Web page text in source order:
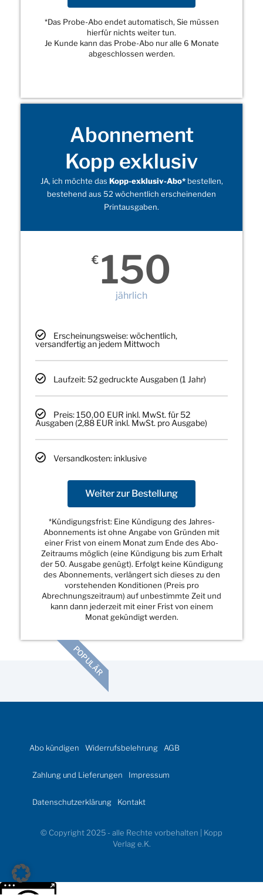
*Das Probe-Abo endet automatisch, Sie müssen
hierfür nichts weiter tun.
Je Kunde kann das Probe-Abo nur alle 6 Monate
abgeschlossen werden.
Abonnement
Kopp exklusiv
JA, ich möchte das Kopp-exklusiv-Abo*bestellen,
bestehend aus 52 wöchentlich erscheinenden
Printausgaben.
€ 150
jährlich
Erscheinungsweise: wöchentlich,
versandfertig an jedem Mittwoch
Laufzeit: 52 gedruckte Ausgaben (1 Jahr)
Preis: 150,00 EUR inkl. MwSt. für 52
Ausgaben (2,88 EUR inkl. MwSt. pro Ausgabe)
Versandkosten: inklusive
Weiter zur Bestellung
*Kündigungsfrist: Eine Kündigung des Jahres-
Abonnements ist ohne Angabe von Gründen mit
einer Frist von einem Monat zum Ende des Abo-
Zeitraums möglich (eine Kündigung bis zum Erhalt
der 50. Ausgabe genügt). Erfolgt keine Kündigung
des Abonnements, verlängert sich dieses zu den
vorstehenden Konditionen (Preis pro
Abrechnungszeitraum) auf unbestimmte Zeit und
kann dann jederzeit mit einer Frist von einem
Monat gekündigt werden.
POPULÄR
Abo kündigen Widerrufsbelehrung AGB
Zahlung und Lieferungen Impressum
Datenschutzerklärung Kontakt
© Copyright 2025 - alle Rechte vorbehalten | Kopp
Verlag e.K.
Weitere Informationen über den gesperrten Inhalt.